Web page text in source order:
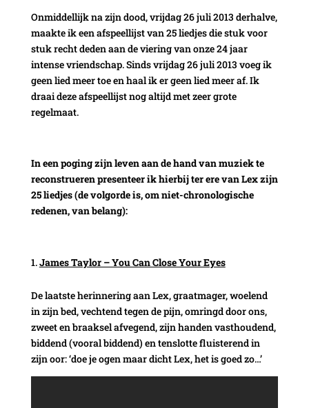
Onmiddellijk na zijn dood, vrijdag 26 juli 2013 derhalve,
maakte ik een afspeellijst van 25 liedjes die stuk voor
stuk recht deden aan de viering van onze 24 jaar
intense vriendschap. Sinds vrijdag 26 juli 2013 voeg ik
geen lied meer toe en haal ik er geen lied meer af. Ik
draai deze afspeellijst nog altijd met zeer grote
regelmaat.
In een poging zijn leven aan de hand van muziek te
reconstrueren presenteer ik hierbij ter ere van Lex zijn
25 liedjes (de volgorde is, om niet-chronologische
redenen, van belang):
James Taylor – You Can Close Your Eyes
De laatste herinnering aan Lex, graatmager, woelend
in zijn bed, vechtend tegen de pijn, omringd door ons,
zweet en braaksel afvegend, zijn handen vasthoudend,
biddend (vooral biddend) en tenslotte fluisterend in
zijn oor: ‘doe je ogen maar dicht Lex, het is goed zo…’